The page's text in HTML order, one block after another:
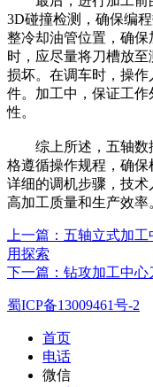
3D碰撞检测，确保编
整冷却油管位置，确
时，应尽量将刀槽放
损坏。在调车时，操
件。加工中，保证工
性。
综上所述，五轴数
格遵循操作规程，确
详细的调机步骤，技
高加工质量和生产效率
上一篇：五轴立式加
用探索
下一篇：钻攻加工中心
蜀ICP备13009461号-2
首页
电话
微信